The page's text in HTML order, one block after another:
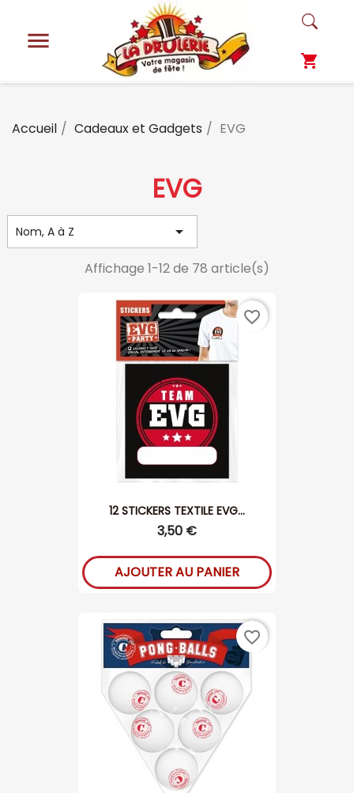

shopping_cart
Accueil Cadeaux et Gadgets EVG
EVG
Nom, A à Z 
Affichage 1-12 de 78 article(s)
12 STICKERS TEXTILE EVG...
3,50 €
AJOUTER AU PANIER
favorite_border
favorite_border